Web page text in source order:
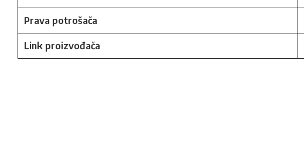
Prava potrošača
Link proizvođača